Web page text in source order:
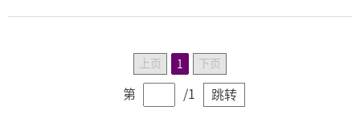
上页 1 下页
第 /1 跳转